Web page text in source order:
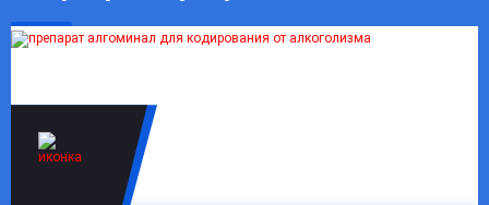
через несколько месяцев, когда человек снова
осознанно готов к работе над восстановлением